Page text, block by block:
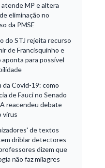
atende MP e altera
eliminação no
da PMSE
do STJ rejeita recurso
de Francisquinho e
aponta para possível
da Covid-19: como
de Fauci no Senado
reacendeu debate
vírus
de textos
driblar detectores
dizem que
não faz milagres